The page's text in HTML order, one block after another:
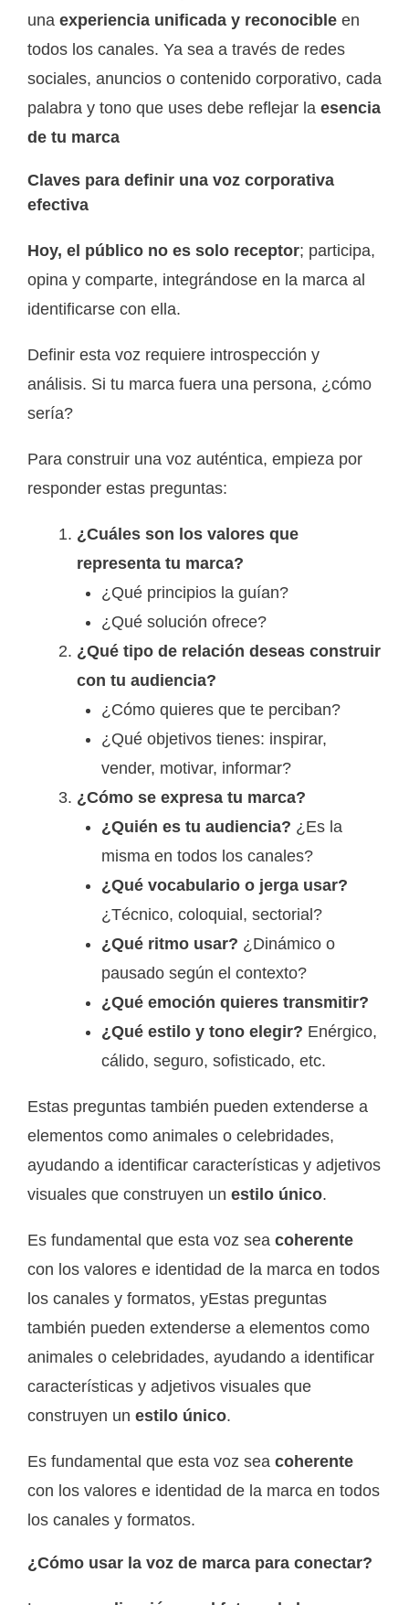
una experiencia unificada y reconocible en
todos los canales. Ya sea a través de redes
sociales, anuncios o contenido corporativo, cada
palabra y tono que uses debe reflejar la esencia
de tu marca
Claves para definir una voz corporativa
efectiva
Hoy, el público no es solo receptor; participa,
opina y comparte, integrándose en la marca al
identificarse con ella.
Definir esta voz requiere introspección y
análisis. Si tu marca fuera una persona, ¿cómo
sería?
Para construir una voz auténtica, empieza por
responder estas preguntas:
¿Cuáles son los valores que
representa tu marca?
¿Qué principios la guían?
¿Qué solución ofrece?
¿Qué tipo de relación deseas construir
con tu audiencia?
¿Cómo quieres que te perciban?
¿Qué objetivos tienes: inspirar,
vender, motivar, informar?
¿Cómo se expresa tu marca?
¿Quién es tu audiencia? ¿Es la
misma en todos los canales?
¿Qué vocabulario o jerga usar?
¿Técnico, coloquial, sectorial?
¿Qué ritmo usar? ¿Dinámico o
pausado según el contexto?
¿Qué emoción quieres transmitir?
¿Qué estilo y tono elegir? Enérgico,
cálido, seguro, sofisticado, etc.
Estas preguntas también pueden extenderse a
elementos como animales o celebridades,
ayudando a identificar características y adjetivos
visuales que construyen un estilo único.
Es fundamental que esta voz sea coherente
con los valores e identidad de la marca en todos
los canales y formatos, yEstas preguntas
también pueden extenderse a elementos como
animales o celebridades, ayudando a identificar
características y adjetivos visuales que
construyen un estilo único.
Es fundamental que esta voz sea coherente
con los valores e identidad de la marca en todos
los canales y formatos.
¿Cómo usar la voz de marca para conectar?